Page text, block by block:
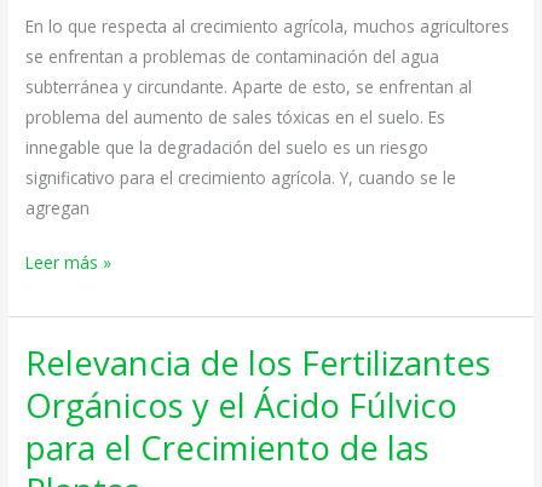
En lo que respecta al crecimiento agrícola, muchos agricultores
se enfrentan a problemas de contaminación del agua
subterránea y circundante. Aparte de esto, se enfrentan al
problema del aumento de sales tóxicas en el suelo. Es
innegable que la degradación del suelo es un riesgo
significativo para el crecimiento agrícola. Y, cuando se le
agregan
suelo
crecimiento
de
las
Leer más »
Relevancia de los Fertilizantes
Orgánicos y el Ácido Fúlvico
para el Crecimiento de las
Relevancia
los
Fertilizantes
Orgánicos